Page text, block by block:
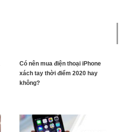
Có nên mua điện thoại iPhone
xách tay thời điểm 2020 hay
không?